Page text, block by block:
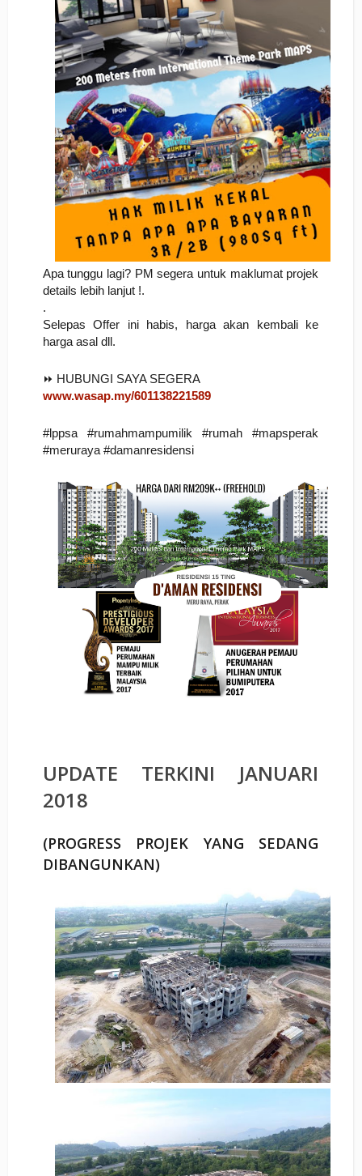
Apa tunggu lagi? PM segera untuk maklumat projek
details lebih lanjut !.
.
Selepas Offer ini habis, harga akan kembali ke
harga asal dll.
⏩ HUBUNGI SAYA SEGERA
www.wasap.my/601138221589
#lppsa #rumahmampumilik #rumah #mapsperak
#meruraya #damanresidensi
UPDATE TERKINI JANUARI
2018
(PROGRESS PROJEK YANG SEDANG
DIBANGUNKAN)